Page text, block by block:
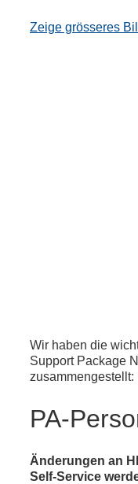
Zeige grösseres
Wir haben die
Support Package
zusammengestellt:
PA-
Änderungen an
Self-Service